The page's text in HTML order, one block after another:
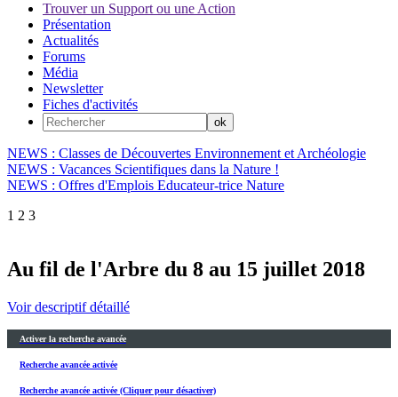
Trouver un Support ou une Action
Présentation
Actualités
Forums
Média
Newsletter
Fiches d'activités
NEWS : Classes de Découvertes Environnement et Archéologie
NEWS : Vacances Scientifiques dans la Nature !
NEWS : Offres d'Emplois Educateur-trice Nature
1 2 3
Au fil de l'Arbre du 8 au 15 juillet 2018
Voir descriptif détaillé
Activer la recherche avancée
Recherche avancée activée
Recherche avancée activée (Cliquer pour désactiver)